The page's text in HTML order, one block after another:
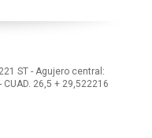
ST - Agujero central:
CUAD. 26,5 + 29,522216